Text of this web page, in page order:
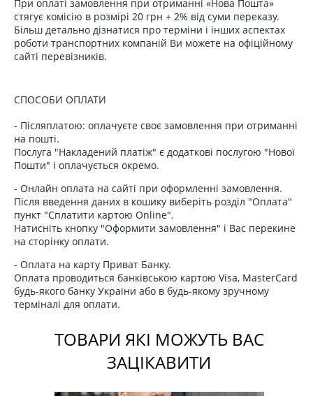
При оплаті замовлення при отриманні «Нова Пошта»
стягує комісію в розмірі 20 грн + 2% від суми переказу.
Більш детально дізнатися про терміни і інших аспектах
роботи транспортних компаній Ви можете на офіційному
сайті перевізників.
СПОСОБИ ОПЛАТИ
- Післяплатою: оплачуєте своє замовлення при отриманні
на пошті.
Послуга "Накладений платіж" є додаткові послугою "Нової
Пошти" і оплачується окремо.
- Онлайн оплата на сайті при оформленні замовлення.
Після введення даних в кошику виберіть розділ "Оплата"
пункт "Сплатити картою Online".
Натисніть кнопку "Оформити замовлення" і Вас перекине
на сторінку оплати.
- Оплата на карту Приват Банку.
Оплата проводиться банківською картою Visa, MasterCard
будь-якого банку України або в будь-якому зручному
терміналі для оплати.
ТОВАРИ ЯКІ МОЖУТЬ ВАС
ЗАЦІКАВИТИ